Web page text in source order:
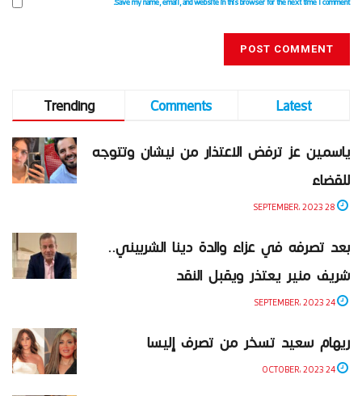
Trending Comments
Latest
ياسمين عز ترفض الاعتذار من نيشان وتتوجه
للقضاء
بعد تصرفه في عزاء والدة دينا الشربيني..
شريف منير يعتذر ويقبل النقد
ريهام سعيد تسخر من تصرف إليسا